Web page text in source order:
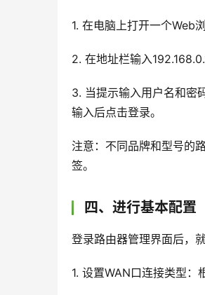
1. 在电脑上打开一个Web
2. 在地址栏输入
3. 当提示输入用户名和密
输入后点击登录。
注意：不同品牌和型号的
签。
四、进行基本配置
登录路由器管理界面后，
1. 设置WAN口连接类型：